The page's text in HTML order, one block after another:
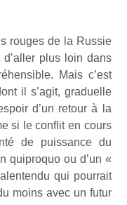
rouges de la Russie
plus loin dans
Mais c’est
il s’agit, graduelle
d’un retour à la
si le conflit en cours
de puissance du
quiproquo ou d’un «
qui pourrait
moins avec un futur